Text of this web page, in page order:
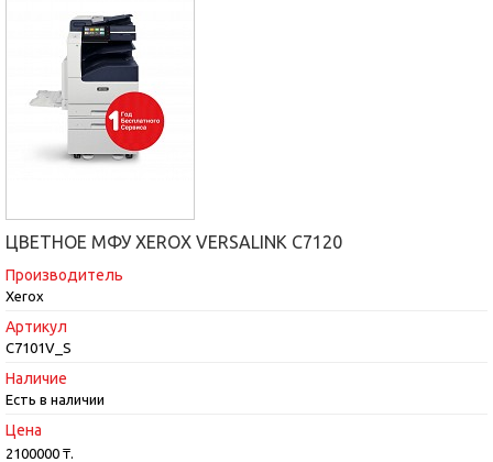
ЦВЕТНОЕ МФУ XEROX VERSALINK C7120
Производитель
Xerox
Артикул
C7101V_S
Наличие
Есть в наличии
Цена
2100000 ₸.